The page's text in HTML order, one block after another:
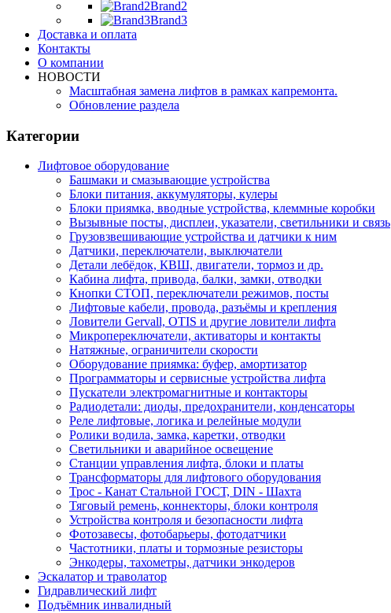
Brand2
Brand3
Доставка и оплата
Контакты
О компании
НОВОСТИ
Масштабная замена лифтов в рамках капремонта.
Обновление раздела
Категории
Лифтовое оборудование
Башмаки и смазывающие устройства
Блоки питания, аккумуляторы, кулеры
Блоки приямка, вводные устройства, клеммные коробки
Вызывные посты, дисплеи, указатели, светильники и связь
Грузовзвешивающие устройства и датчики к ним
Датчики, переключатели, выключатели
Детали лебёдок, КВШ, двигатели, тормоз и др.
Кабина лифта, привода, балки, замки, отводки
Кнопки СТОП, переключатели режимов, посты
Лифтовые кабели, провода, разъёмы и крепления
Ловители Gervall, OTIS и другие ловители лифта
Микропереключатели, активаторы и контакты
Натяжные, ограничители скорости
Оборудование приямка: буфер, амортизатор
Программаторы и сервисные устройства лифта
Пускатели электромагнитные и контакторы
Радиодетали: диоды, предохранители, конденсаторы
Реле лифтовые, логика и релейные модули
Ролики водила, замка, каретки, отводки
Светильники и аварийное освещение
Станции управления лифта, блоки и платы
Трансформаторы для лифтового оборудования
Трос - Канат Стальной ГОСТ, DIN - Шахта
Тяговый ремень, коннекторы, блоки контроля
Устройства контроля и безопасности лифта
Фотозавесы, фотобарьеры, фотодатчики
Частотники, платы и тормозные резисторы
Энкодеры, тахометры, датчики энкодеров
Эскалатор и траволатор
Гидравлический лифт
Подъёмник инвалидный